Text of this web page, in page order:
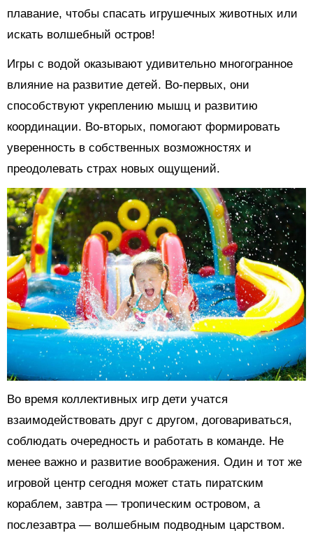
плавание, чтобы спасать игрушечных животных или
искать волшебный остров!
Игры с водой оказывают удивительно многогранное
влияние на развитие детей. Во-первых, они
способствуют укреплению мышц и развитию
координации. Во-вторых, помогают формировать
уверенность в собственных возможностях и
преодолевать страх новых ощущений.
Во время коллективных игр дети учатся
взаимодействовать друг с другом, договариваться,
соблюдать очередность и работать в команде. Не
менее важно и развитие воображения. Один и тот же
игровой центр сегодня может стать пиратским
кораблем, завтра — тропическим островом, а
послезавтра — волшебным подводным царством.